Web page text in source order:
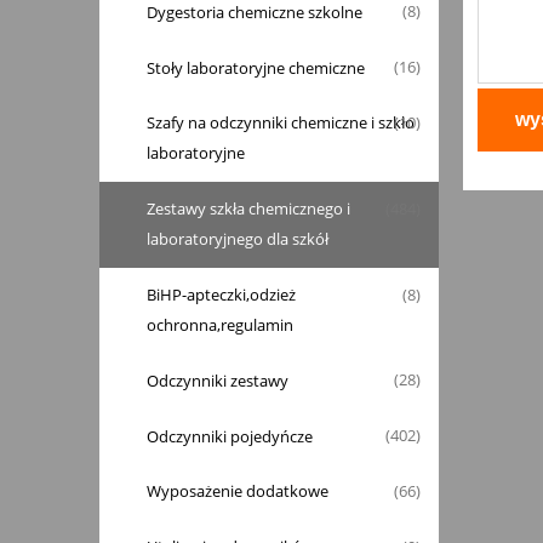
Dygestoria chemiczne szkolne (8)
Stoły laboratoryjne chemiczne (16)
Szafy na odczynniki chemiczne i szkło
laboratoryjne
(10)
Zestawy szkła chemicznego i
laboratoryjnego dla szkół
BiHP-apteczki,odzież
ochronna,regulamin
(8)
Odczynniki zestawy (28)
Odczynniki pojedyńcze (402)
Wyposażenie dodatkowe (66)